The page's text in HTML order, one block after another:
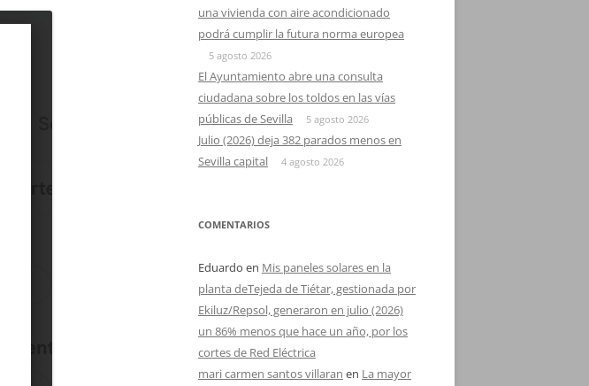
una vivienda con aire acondicionado
podrá cumplir la futura norma europea
5 agosto 2026
El Ayuntamiento abre una consulta
ciudadana sobre los toldos en las vías
públicas de Sevilla
5 agosto 2026
Julio (2026) deja 382 parados menos en
Sevilla capital
4 agosto 2026
COMENTARIOS
Eduardo en Mis paneles solares en la
planta deTejeda de Tiétar, gestionada por
Ekiluz/Repsol, generaron en julio (2026)
un 86% menos que hace un año, por los
cortes de Red Eléctrica
mari carmen santos villaran en La mayor